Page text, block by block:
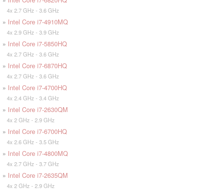
4x 2.7 GHz - 3.6 GHz
» Intel Core i7-4910MQ
4x 2.9 GHz - 3.9 GHz
» Intel Core i7-5850HQ
4x 2.7 GHz - 3.6 GHz
» Intel Core i7-6870HQ
4x 2.7 GHz - 3.6 GHz
» Intel Core i7-4700HQ
4x 2.4 GHz - 3.4 GHz
» Intel Core i7-2630QM
4x 2 GHz - 2.9 GHz
» Intel Core i7-6700HQ
4x 2.6 GHz - 3.5 GHz
» Intel Core i7-4800MQ
4x 2.7 GHz - 3.7 GHz
» Intel Core i7-2635QM
4x 2 GHz - 2.9 GHz